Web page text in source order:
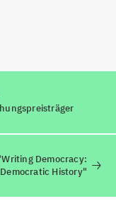
Democracy:
History"